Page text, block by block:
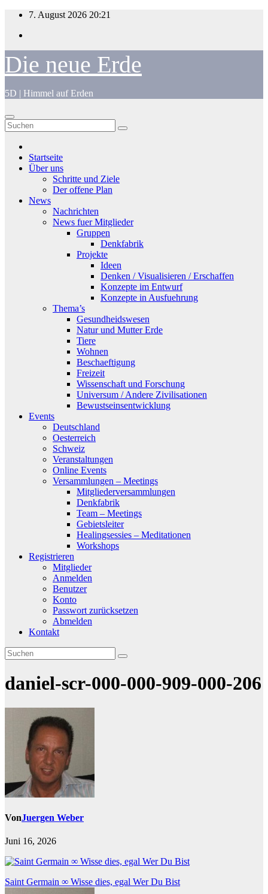
Zum
springen
7. August 2026 20:21
Die neue Erde
5D | Himmel auf Erden
Startseite
Über uns
Schritte und Ziele
Der offene Plan
News
Nachrichten
News fuer Mitglieder
Gruppen
Denkfabrik
Projekte
Ideen
Denken / Visualisieren / Erschaffen
Konzepte im Entwurf
Konzepte in Ausfuehrung
Thema’s
Gesundheidswesen
Natur und Mutter Erde
Tiere
Wohnen
Beschaeftigung
Freizeit
Wissenschaft und Forschung
Universum / Andere Zivilisationen
Bewustseinsentwicklung
Events
Deutschland
Oesterreich
Schweiz
Veranstaltungen
Online Events
Versammlungen – Meetings
Mitgliederversammlungen
Denkfabrik
Team – Meetings
Gebietsleiter
Healingsessies – Meditationen
Workshops
Registrieren
Mitglieder
Anmelden
Benutzer
Konto
Passwort zurücksetzen
Abmelden
Kontakt
daniel-scr-000-000-909-000-206
VonJuergen Weber
Juni 16, 2026
Beitragsnavigation
Saint Germain ∞ Wisse dies, egal Wer Du Bist